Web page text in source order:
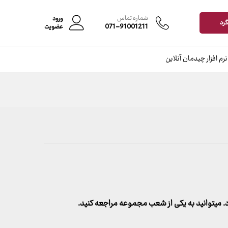
شماره تماس
071-91001211
ورود
عضویت
نرم افزار چیدمان آنلاین
به یکی از شعب مجموعه مراجعه کنید.